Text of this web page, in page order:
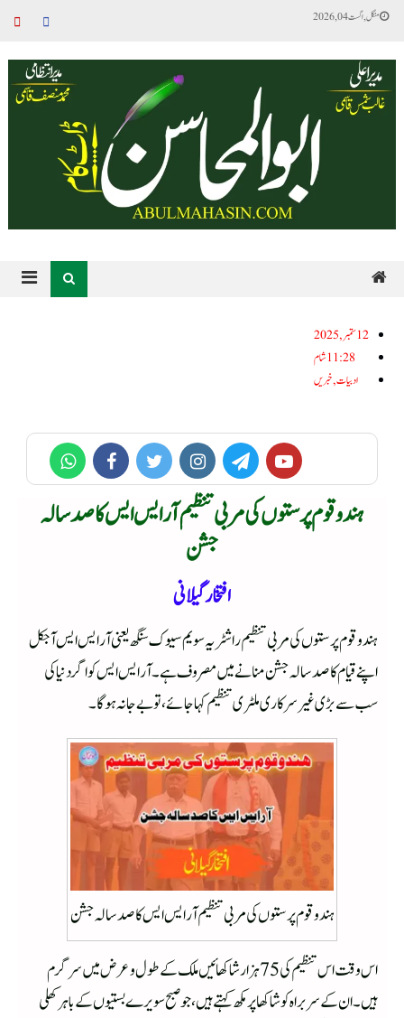
منگل, اگست 04, 2026
12ستمبر, 2025
11:28 شام
ادبیات,خبریں
ہندو قوم پرستوں کی مربی تنظیم آر ایس ایس کا صدسالہ
جشن
افتخار گیلانی
ہندو قوم پرستوں کی مربی تنظیم راشٹریہ سویم سیوک سنگھ یعنی آر ایس ایس آجکل
اپنے قیام کا صد سالہ جشن منانے میں مصروف ہے۔ آر ایس ایس کو اگر دنیا کی
سب سے بڑی غیر سرکاری ملٹری تنظیم کہا جائے، تو بے جا نہ ہوگا۔
ہندو قوم پرستوں کی مربی تنظیم آرایس ایس کا صدسالہ جشن
اس وقت اس تنظیم کی 75ہزار شاکھائیں ملک کے طول و عرض میں سرگرم
ہیں۔ ان کے سربراہ کو شاکھا پرمکھ کہتے ہیں، جو صبح سویرے بستیوں کے باہر کھلی